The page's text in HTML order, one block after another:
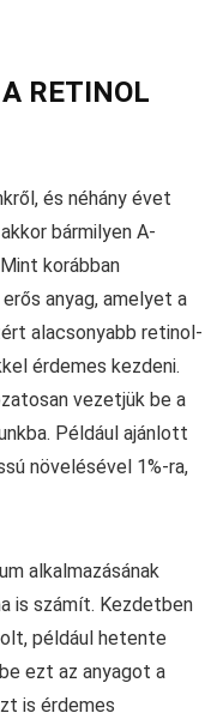
RETINOL
és néhány évet
bármilyen A-
korábban
anyag, amelyet a
alacsonyabb retinol-
érdemes kezdeni.
vezetjük be a
Például ajánlott
növelésével 1%-ra,
alkalmazásának
is számít. Kezdetben
például hetente
ezt az anyagot a
is érdemes